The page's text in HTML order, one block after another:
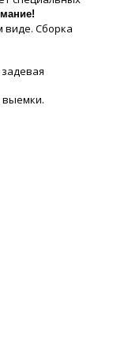
виде. Сборка
выемки.